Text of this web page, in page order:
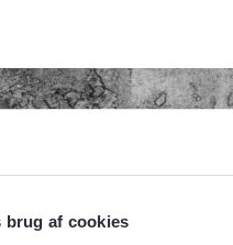
brug af cookies